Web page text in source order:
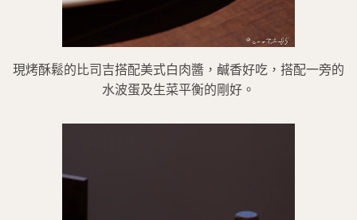
現烤酥鬆的比司吉搭配美式白肉醬，鹹香好吃，搭配一旁的
水波蛋及生菜平衡的剛好。